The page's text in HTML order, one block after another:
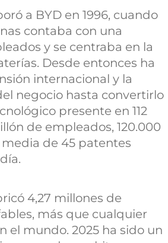
a BYD en 1996, cuando
contaba con una
y se centraba en la
Desde entonces ha
internacional y la
negocio hasta convertirlo
presente en 112
de empleados, 120.000
de 45 patentes
4,27 millones de
más que cualquier
el mundo. 2025 ha sido un